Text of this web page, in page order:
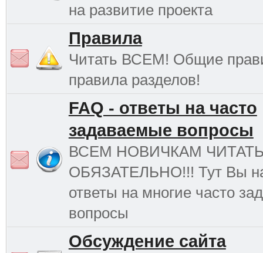
на развитие проекта
Правила
Читать ВСЕМ! Общие
правила разделов!
FAQ - ответы на часто
задаваемые вопросы
ВСЕМ НОВИЧКАМ
ОБЯЗАТЕЛЬНО!!! Тут Вы
ответы на многие часто
вопросы
Обсуждение сайта